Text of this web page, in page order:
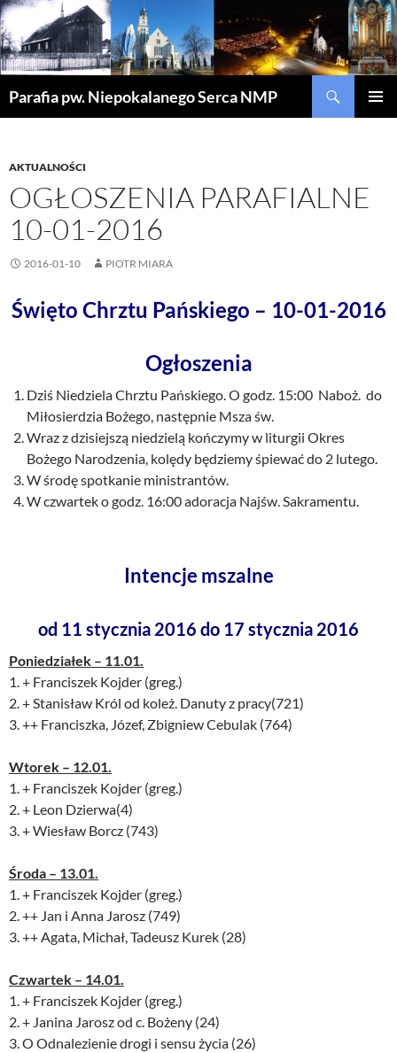
Parafia pw. Niepokalanego Serca NMP
AKTUALNOŚCI
OGŁOSZENIA PARAFIALNE
10-01-2016
2016-01-10 PIOTR MIARA
Święto Chrztu Pańskiego – 10-01-2016
Ogłoszenia
Dziś Niedziela Chrztu Pańskiego. O godz. 15:00 Naboż. do
Miłosierdzia Bożego, następnie Msza św.
Wraz z dzisiejszą niedzielą kończymy w liturgii Okres
Bożego Narodzenia, kolędy będziemy śpiewać do 2 lutego.
W środę spotkanie ministrantów.
W czwartek o godz. 16:00 adoracja Najśw. Sakramentu.
Intencje mszalne
od 11 stycznia 2016 do 17 stycznia 2016
Poniedziałek – 11.01.
1. + Franciszek Kojder (greg.)
2. + Stanisław Król od koleż. Danuty z pracy(721)
3. ++ Franciszka, Józef, Zbigniew Cebulak (764)
Wtorek – 12.01.
1. + Franciszek Kojder (greg.)
2. + Leon Dzierwa(4)
3. + Wiesław Borcz (743)
Środa – 13.01.
1. + Franciszek Kojder (greg.)
2. ++ Jan i Anna Jarosz (749)
3. ++ Agata, Michał, Tadeusz Kurek (28)
Czwartek – 14.01.
1. + Franciszek Kojder (greg.)
2. + Janina Jarosz od c. Bożeny (24)
3. O Odnalezienie drogi i sensu życia (26)